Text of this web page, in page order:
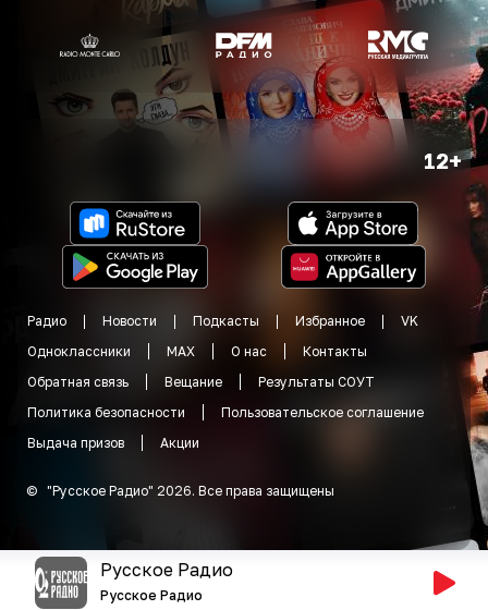
12+
Радио Новости Подкасты Избранное
VK
Одноклассники
MAX О нас
Контакты
Обратная связь
Вещание
Результаты СОУТ
Политика безопасности
Пользовательское соглашение
Выдача призов
Акции
© "Русское Радио" 2026. Все права защищены
Русское Радио
Русское Радио